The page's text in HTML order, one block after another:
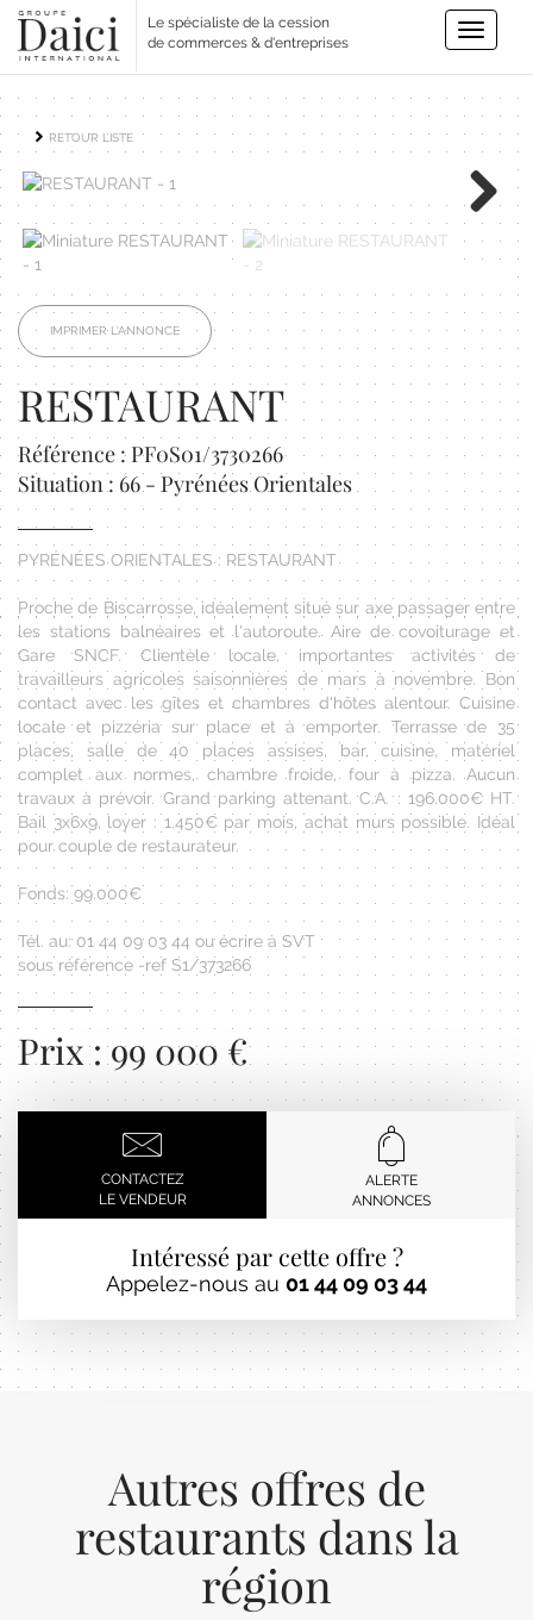
Le spécialiste de la cession
de commerces & d'entreprises
Toggle
RETOUR LISTE
Next
IMPRIMER L'ANNONCE
RESTAURANT
Référence : PF0S01/3730266
Situation : 66 - Pyrénées Orientales
PYRÉNÉES ORIENTALES : RESTAURANT
Proche de Biscarrosse, idéalement situé sur axe passager entre
les stations balnéaires et l'autoroute. Aire de covoiturage et
Gare SNCF. Clientèle locale, importantes activités de
travailleurs agricoles saisonnières de mars à novembre. Bon
contact avec les gîtes et chambres d'hôtes alentour. Cuisine
locale et pizzéria sur place et à emporter. Terrasse de 35
places, salle de 40 places assises, bar, cuisine, matériel
complet aux normes, chambre froide, four à pizza. Aucun
travaux à prévoir. Grand parking attenant. C.A. : 196.000€ HT.
Bail 3x6x9, loyer : 1.450€ par mois, achat murs possible. Idéal
pour couple de restaurateur.
Fonds: 99.000€
Tél. au: 01 44 09 03 44 ou écrire à SVT
sous référence -ref S1/373266
Prix : 99 000 €
CONTACTEZ
LE VENDEUR
ALERTE
ANNONCES
Intéressé par cette offre ?
Appelez-nous au 01 44 09 03 44
Autres offres de
restaurants dans la
région